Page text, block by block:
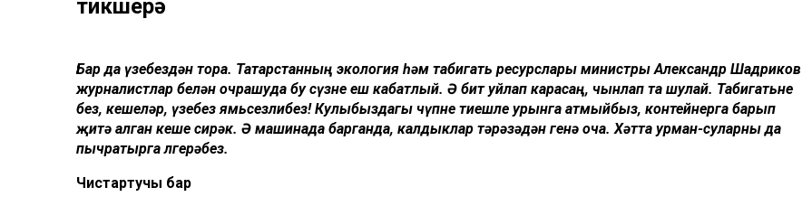
тикшерә
Бар да үзебездән тора. Татарстанның экология һәм табигать ресурслары министры Александр Шадриков
журналистлар белән очрашуда бу сүзне еш кабатлый. Ә бит уйлап карасаң, чынлап та шулай. Табигатьне
без, кешеләр, үзебез ямьсезлибез! Кулыбыздагы чүпне тиешле урынга атмыйбыз, контейнерга барып
җитә алган кеше сирәк. Ә машинада барганда, калдыклар тәрәзәдән генә оча. Хәтта урман-суларны да
пычратырга өлгерәбез.
Чистартучы бар